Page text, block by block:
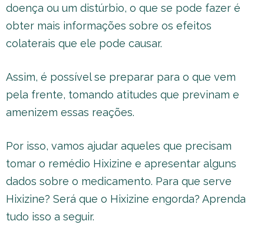
doença ou um distúrbio, o que se pode fazer é
obter mais informações sobre os efeitos
colaterais que ele pode causar.
Assim, é possível se preparar para o que vem
pela frente, tomando atitudes que previnam e
amenizem essas reações.
Por isso, vamos ajudar aqueles que precisam
tomar o remédio Hixizine e apresentar alguns
dados sobre o medicamento. Para que serve
Hixizine? Será que o Hixizine engorda? Aprenda
tudo isso a seguir.